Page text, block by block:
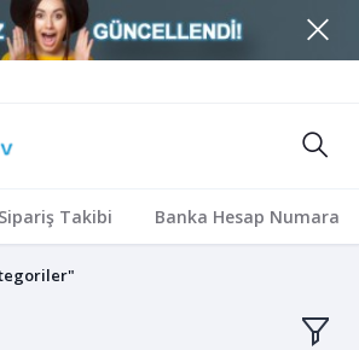
Sipariş Takibi Banka Hesap